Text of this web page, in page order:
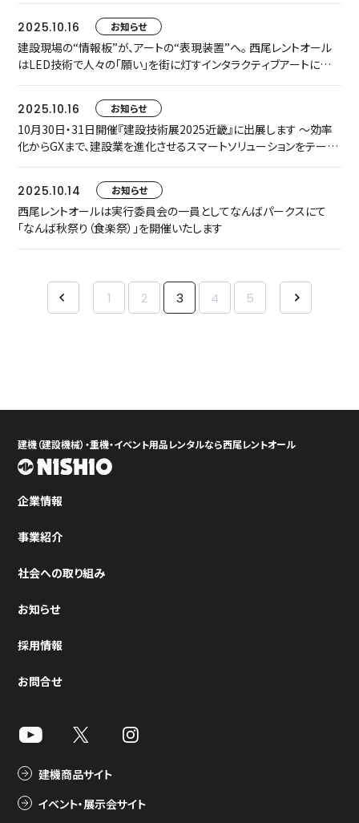
2025.10.16 お知らせ
建設現場の“情報板”が、アートの“表現装置”へ。 西尾レントオール
はLED技術で人々の「願い」を街に灯すインタラクティブアートに協
ィブな空間演出を実現〜
2025.10.16 お知らせ
10月30日・31日開催『建設技術展2025近畿』に出展します ～効率
化からGXまで、建設業を進化させるスマートソリューションをテーマ
2025.10.14
お知らせ
西尾レントオールは実行委員会の一員としてなんばパークスにて
「なんば秋祭り（食楽祭）」を開催いたします
1 2 3 4 5
建機（建設機械）・重機・イベント用品レンタルなら西尾レントオール
企業情報
事業紹介
社会への取り組み
お知らせ
採用情報
お問合せ
建機商品サイト
イベント・展示会サイト